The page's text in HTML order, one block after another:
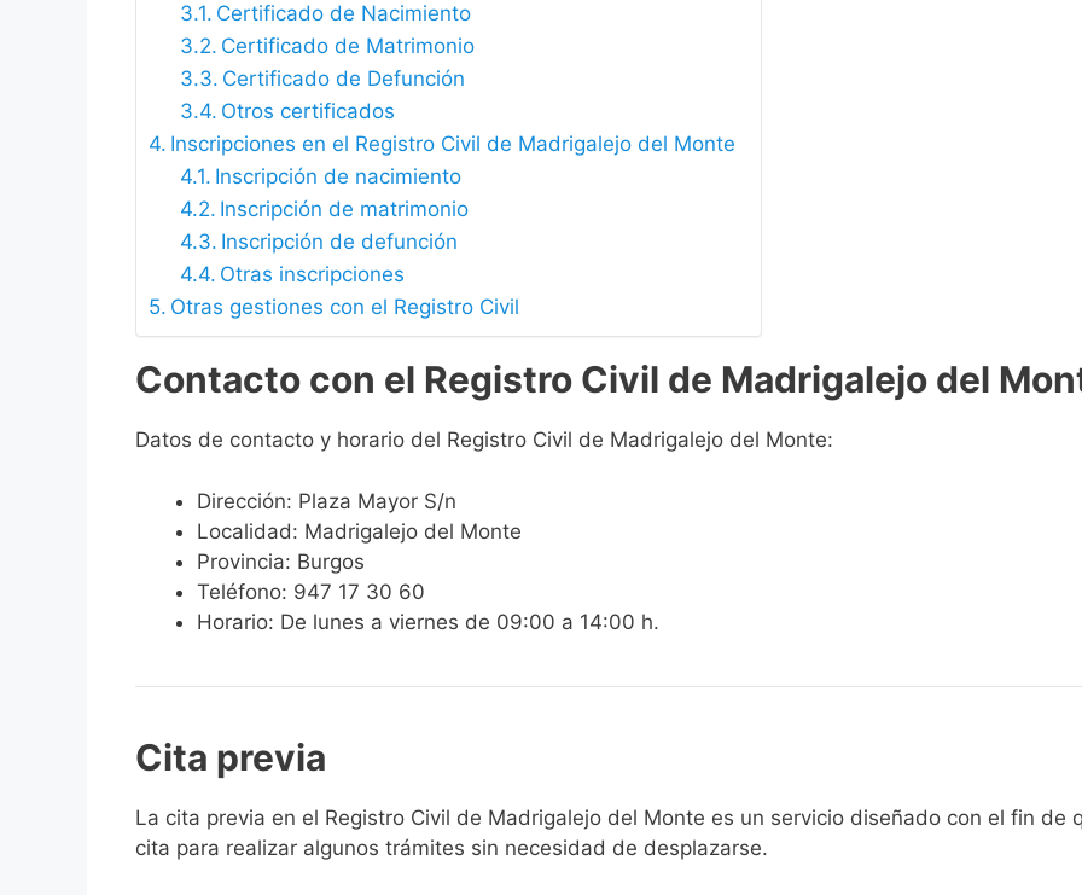
Certificado de Nacimiento
Certificado de Matrimonio
Certificado de Defunción
Otros certificados
Inscripciones en el Registro Civil de Madrigalejo del Monte
Inscripción de nacimiento
Inscripción de matrimonio
Inscripción de defunción
Otras inscripciones
Otras gestiones con el Registro Civil
Contacto con el Registro Civil de Madrigalejo del
Datos de contacto y horario del Registro Civil de Madrigalejo del Monte:
Dirección: Plaza Mayor S/n
Localidad: Madrigalejo del Monte
Provincia: Burgos
Teléfono: 947 17 30 60
Horario: De lunes a viernes de 09:00 a 14:00 h.
Cita previa
​​​​​​​​​​​​​​​​​​​​​​​​​​​​La cita previa en el Registro Civil de Madrigalejo del Monte es un servicio diseñado con el fin de
cita para realizar algunos trámites sin necesidad de desplazarse.​